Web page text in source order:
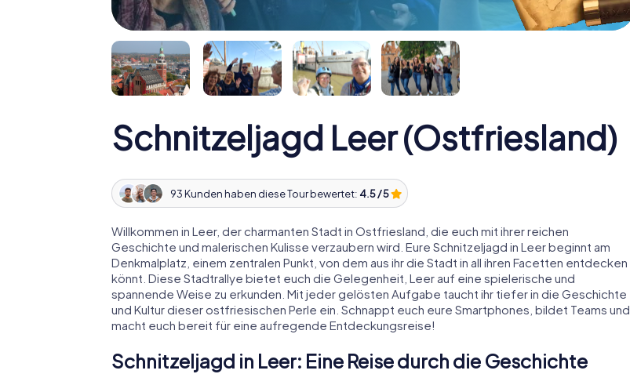
Schnitzeljagd Leer (Ostfriesland)
93 Kunden haben diese Tour bewertet: 4.5 / 5
Willkommen in Leer, der charmanten Stadt in Ostfriesland, die euch mit ihrer reichen
Geschichte und malerischen Kulisse verzaubern wird. Eure Schnitzeljagd in Leer beginnt am
Denkmalplatz, einem zentralen Punkt, von dem aus ihr die Stadt in all ihren Facetten entdecken
könnt. Diese Stadtrallye bietet euch die Gelegenheit, Leer auf eine spielerische und
spannende Weise zu erkunden. Mit jeder gelösten Aufgabe taucht ihr tiefer in die Geschichte
und Kultur dieser ostfriesischen Perle ein. Schnappt euch eure Smartphones, bildet Teams und
macht euch bereit für eine aufregende Entdeckungsreise!
Schnitzeljagd in Leer: Eine Reise durch die Geschichte